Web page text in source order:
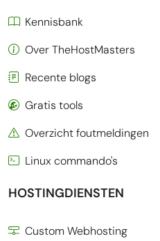
Kennisbank
Over TheHostMasters
Recente blogs
Gratis tools
Overzicht foutmeldingen
Linux commando's
HOSTINGDIENSTEN
Custom Webhosting